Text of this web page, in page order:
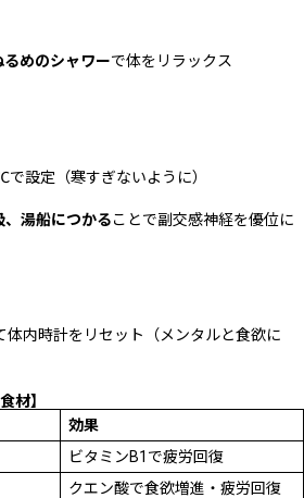
るめのシャワーで体をリラックス
設定（寒すぎないように）
、湯船につかることで副交感神経を優位に
体内時計をリセット（メンタルと食欲に
材】
効果
ビタミンB1で疲労回復
クエン酸で食欲増進・疲労回復